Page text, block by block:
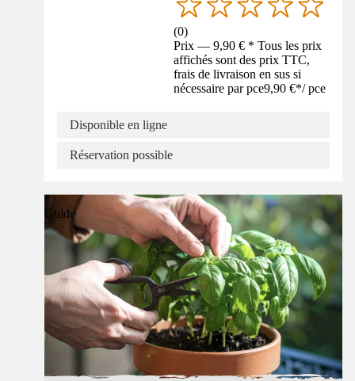
(0)
Prix — 9,90 € * Tous les prix
affichés sont des prix TTC,
frais de livraison en sus si
nécessaire par pce9,90 €*/ pce
Disponible en ligne
Réservation possible
Guide